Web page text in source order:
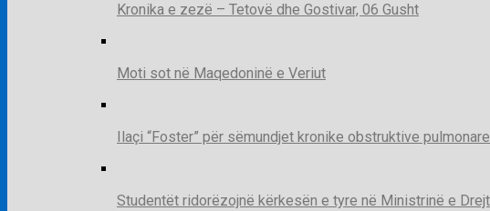
Kronika e zezë – Tetovë dhe Gostivar, 06 Gusht
Moti sot në Maqedoninë e Veriut
Ilaçi “Foster” për sëmundjet kronike obstruktive
Studentët ridorëzojnë kërkesën e tyre në Ministrinë e